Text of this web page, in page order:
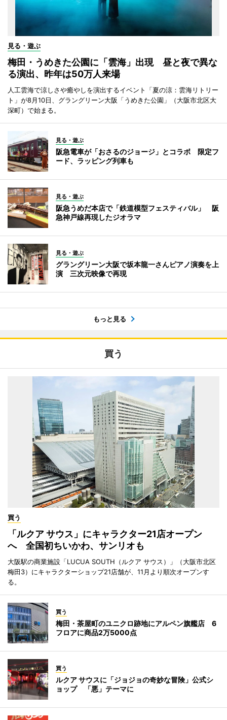
見る・遊ぶ
梅田・うめきた公園に「雲海」出現 昼と夜で異な
る演出、昨年は50万人来場
人工雲海で涼しさや癒やしを演出するイベント「夏の涼：雲海リトリー
ト」が8月10日、グラングリーン大阪「うめきた公園」（大阪市北区大
深町）で始まる。
見る・遊ぶ
阪急電車が「おさるのジョージ」とコラボ 限定フ
ード、ラッピング列車も
見る・遊ぶ
阪急うめだ本店で「鉄道模型フェスティバル」 阪
急神戸線再現したジオラマ
見る・遊ぶ
グラングリーン大阪で坂本龍一さんピアノ演奏を上
演 三次元映像で再現
もっと見る
買う
買う
「ルクア サウス」にキャラクター21店オープン
へ 全国初ちいかわ、サンリオも
大阪駅の商業施設「LUCUA SOUTH（ルクア サウス）」（大阪市北区
梅田3）にキャラクターショップ21店舗が、11月より順次オープンす
る。
買う
梅田・茶屋町のユニクロ跡地にアルペン旗艦店 6
フロアに商品2万5000点
買う
ルクア サウスに「ジョジョの奇妙な冒険」公式シ
ョップ 「悪」テーマに